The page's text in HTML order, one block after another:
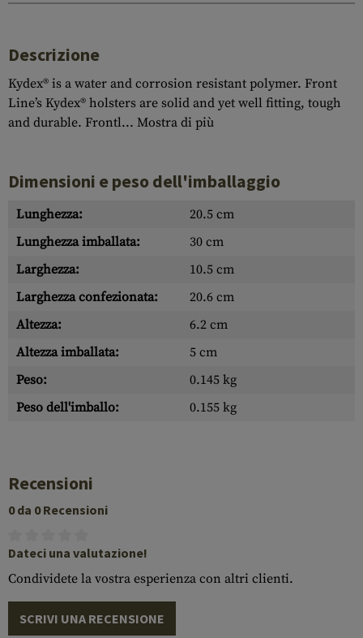
Descrizione
Kydex® is a water and corrosion resistant polymer. Front
Line’s Kydex® holsters are solid and yet well fitting, tough
and durable. Frontl... Mostra di più
Dimensioni e peso dell'imballaggio
Lunghezza:
20.5 cm
Lunghezza imballata:
30 cm
Larghezza:
10.5 cm
Larghezza confezionata:
20.6 cm
Altezza:
6.2 cm
Altezza imballata:
5 cm
Peso:
0.145 kg
Peso dell'imballo:
0.155 kg
Recensioni
0 da 0 Recensioni
Dateci una valutazione!
Condividete la vostra esperienza con altri clienti.
SCRIVI UNA RECENSIONE